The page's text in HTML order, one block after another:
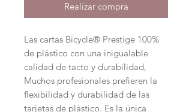
Realizar compra
Las cartas Bicycle® Prestige 100%
de plástico con una inigualable
calidad de tacto y durabilidad,
Muchos profesionales prefieren la
flexibilidad y durabilidad de las
tarjetas de plástico. Es la única